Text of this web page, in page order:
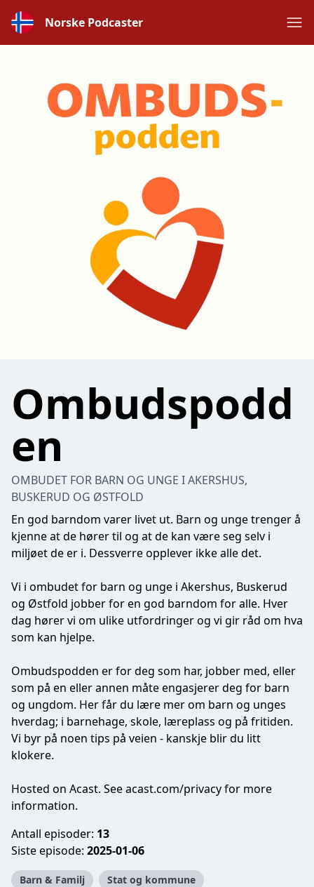
Norske Podcaster
Ombudspodd
en
OMBUDET FOR BARN OG UNGE I AKERSHUS,
BUSKERUD OG ØSTFOLD
En god barndom varer livet ut. Barn og unge trenger å
kjenne at de hører til og at de kan være seg selv i
miljøet de er i. Dessverre opplever ikke alle det.
Vi i ombudet for barn og unge i Akershus, Buskerud
og Østfold jobber for en god barndom for alle. Hver
dag hører vi om ulike utfordringer og vi gir råd om hva
som kan hjelpe.
Ombudspodden er for deg som har, jobber med, eller
som på en eller annen måte engasjerer deg for barn
og ungdom. Her får du lære mer om barn og unges
hverdag; i barnehage, skole, læreplass og på fritiden.
Vi byr på noen tips på veien - kanskje blir du litt
klokere.
Hosted on Acast. Seeacast.com/privacyfor more
information.
Antall episoder: 13
Siste episode: 2025-01-06
Barn & Familj
Stat og kommune